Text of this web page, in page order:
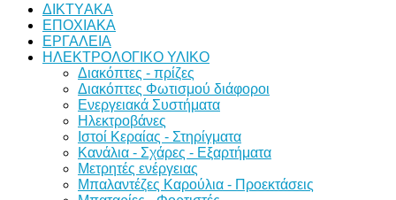
ΔΙKTΥAKA
ΕΠΟΧΙΑΚΑ
ΕΡΓΑΛΕΙΑ
ΗΛΕΚΤΡΟΛΟΓΙΚΟ ΥΛΙΚΟ
Διακόπτες - πρίζες
Διακόπτες Φωτισμού διάφοροι
Ενεργειακά Συστήματα
Ηλεκτροβάνες
Ιστοί Κεραίας - Στηρίγματα
Κανάλια - Σχάρες - Εξαρτήματα
Μετρητές ενέργειας
Μπαλαντέζες Καρούλια - Προεκτάσεις